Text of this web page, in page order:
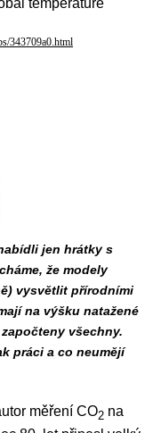
temperature
343709a0.html
jen hrátky s
že modely
vysvětlit přírodními
na výšku natažené
všechny.
práci a co neumějí
měření CO2 na